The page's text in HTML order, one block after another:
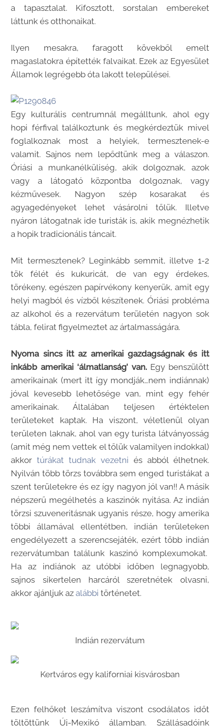
a tapasztalat. Kifosztott, sorstalan embereket
láttunk és otthonaikat.
Ilyen mesakra, faragott kövekből emelt
magaslatokra építették falvaikat. Ezek az Egyesület
Államok legrégebb óta lakott települései.
Egy kulturális centrumnál megálltunk, ahol egy
hopi férfival találkoztunk és megkérdeztük mivel
foglalkoznak most a helyiek, termesztenek-e
valamit. Sajnos nem lepődtünk meg a válaszon.
Óriási a munkanélküliség, akik dolgoznak, azok
vagy a látogató központba dolgoznak, vagy
kézművesek. Nagyon szép kosarakat és
agyagedényeket lehet vásárolni tőlük. Illetve
nyáron látogatnak ide turisták is, akik megnézhetik
a hopik tradicionális táncait.
Mit termesztenek? Leginkább semmit, illetve 1-2
tök félét és kukuricát, de van egy érdekes,
törékeny, egészen papírvékony kenyerük, amit egy
helyi magból és vízből készítenek. Óriási probléma
az alkohol és a rezervátum területén nagyon sok
tábla, felirat figyelmeztet az ártalmasságára.
Nyoma sincs itt az amerikai gazdagságnak és itt
inkább amerikai ‘álmatlanság’ van.Egy benszülött
amerikainak (mert itt így mondják…nem indiánnak)
jóval kevesebb lehetősége van, mint egy fehér
amerikainak. Általában teljesen értéktelen
területeket kaptak. Ha viszont, véletlenül olyan
területen laknak, ahol van egy turista látványosság
(amit még nem vettek el tőlük valamilyen indokkal)
akkortúrákat tudnak vezetni és abból élhetnek.
Nyilván több törzs továbbra sem enged turistákat a
szent területekre és ez így nagyon jól van!! A másik
népszerű megélhetés a kaszinók nyitása. Az indián
törzsi szuveneritásnak ugyanis része, hogy amerika
többi államával ellentétben, indián területeken
engedélyezett a szerencsejáték, ezért több indián
rezervátumban találunk kaszinó komplexumokat.
Ha az indiánok az utóbbi időben legnagyobb,
sajnos sikertelen harcáról szeretnétek olvasni,
akkor ajánljuk azalábbi történetet.
Indián rezervátum
Kertváros egy kaliforniai kisvárosban
Ezen felhőket leszámítva viszont csodálatos időt
töltöttünk Új-Mexikó államban. Szállásadóink